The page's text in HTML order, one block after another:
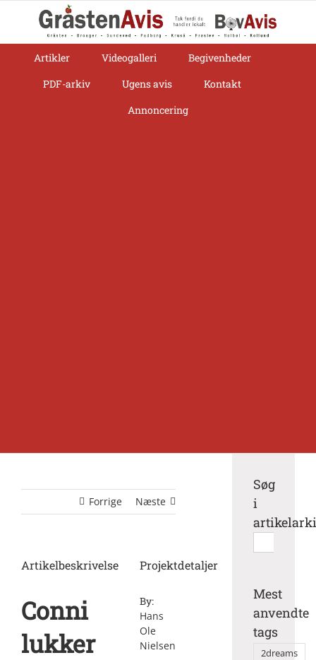
Artikler
Videogalleri
Begivenheder
PDF-arkiv
Ugens avis
Kontakt
Annoncering
Forrige Næste
Artikelbeskrivelse
Conni
lukker
Projektdetaljer
By:
Hans
Ole
Nielsen
Søg
i
efter:
Mest
anvendte
tags
2dreams